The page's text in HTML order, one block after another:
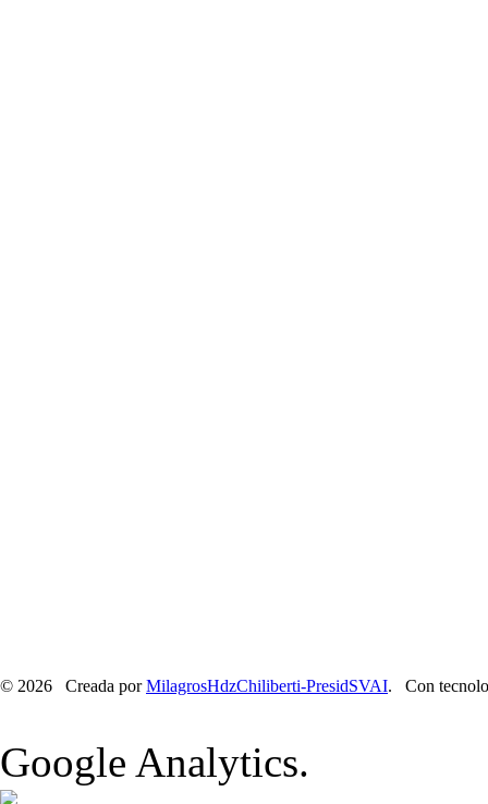
© 2026 Creada porMilagrosHdzChiliberti-PresidSVAI. Con
Google Analytics.